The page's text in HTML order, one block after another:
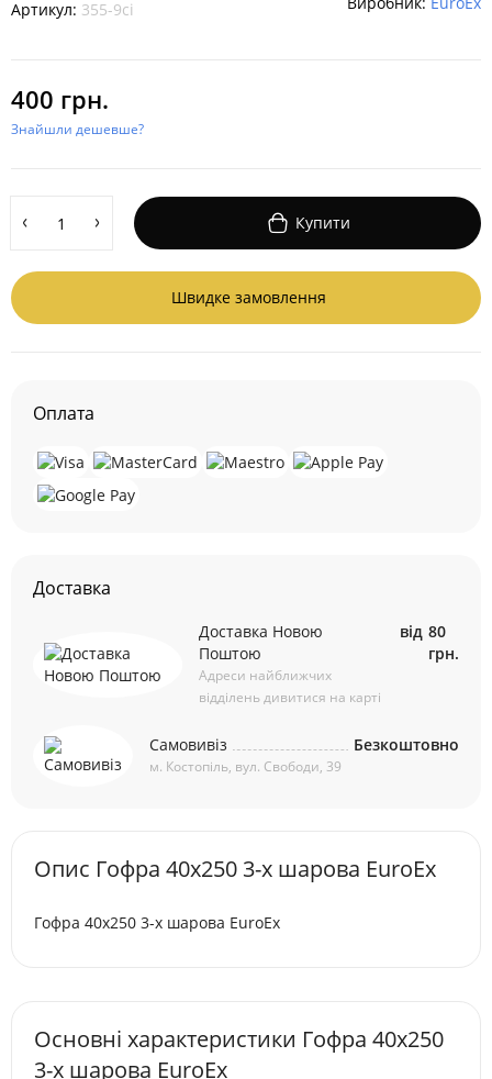
Артикул: 355-9ci
400 грн.
Знайшли дешевше?
Купити
Швидке замовлення
Оплата
Доставка
Доставка Новою
Поштою
Адреси найближчих
відділень дивитися на карті
від 80
грн.
Самовивіз
м. Костопіль, вул. Свободи, 39
Безкоштовно
Опис Гофра 40х250 3-х шарова EuroEx
Гофра 40х250 3-х шарова EuroEx
Основні характеристики Гофра 40х250
3-х шарова EuroEx